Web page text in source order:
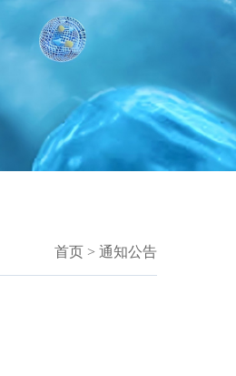
首页 > 通知公告